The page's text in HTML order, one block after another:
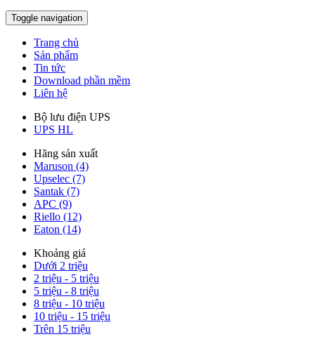
Toggle navigation
Trang chủ
Sản phẩm
Tin tức
Download phần mềm
Liên hệ
Bộ lưu điện UPS
UPS HL
Hãng sản xuất
Maruson (4)
Upselec (7)
Santak (7)
APC (9)
Riello (12)
Eaton (14)
Khoảng giá
Dưới 2 triệu
2 triệu - 5 triệu
5 triệu - 8 triệu
8 triệu - 10 triệu
10 triệu - 15 triệu
Trên 15 triệu